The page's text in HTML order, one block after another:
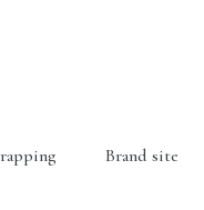
Brand site